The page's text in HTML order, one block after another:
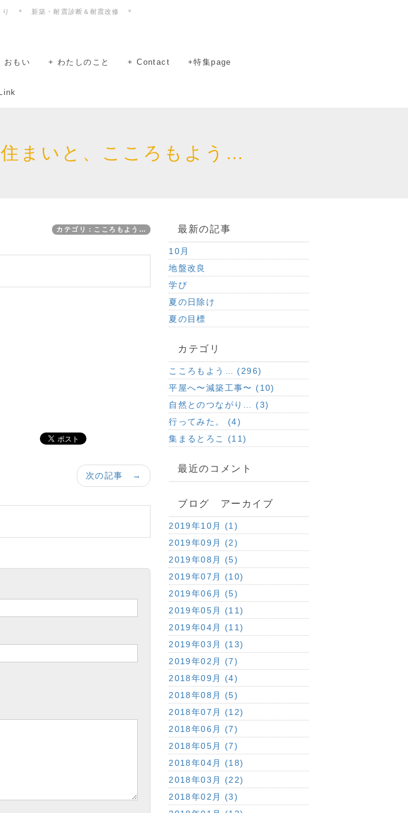
り ＊ 新築・耐震診断＆耐震改修 ＊
おもい + わたしのこと + Contact +特集page
まいと、こころもよう…
カテゴリ：こころもよう…
次の記事 →
最新の記事
10月
地盤改良
学び
夏の日除け
夏の目標
カテゴリ
こころもよう… (296)
平屋へ〜減築工事〜 (10)
自然とのつながり… (3)
行ってみた。 (4)
集まるとろこ (11)
最近のコメント
ブログ アーカイブ
2019年10月 (1)
2019年09月 (2)
2019年08月 (5)
2019年07月 (10)
2019年06月 (5)
2019年05月 (11)
2019年04月 (11)
2019年03月 (13)
2019年02月 (7)
2018年09月 (4)
2018年08月 (5)
2018年07月 (12)
2018年06月 (7)
2018年05月 (7)
2018年04月 (18)
2018年03月 (22)
2018年02月 (3)